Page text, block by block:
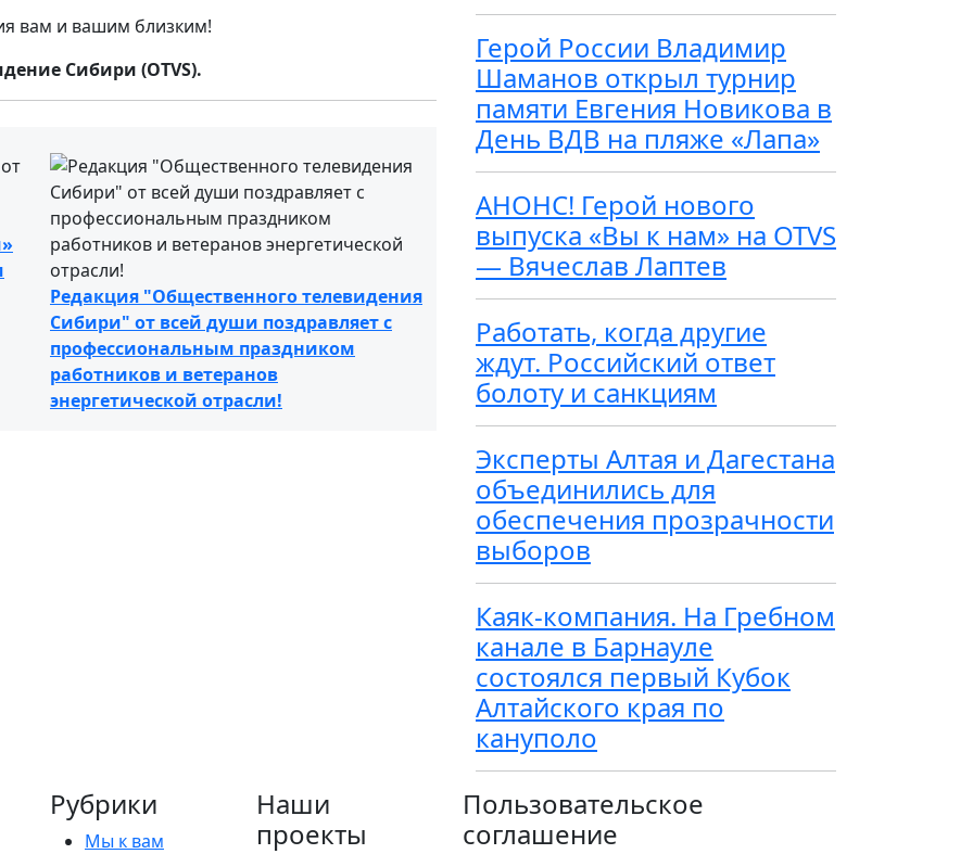
вам и вашим близким!
Сибири (OTVS).
Редакция "Общественного телевидения
Сибири" от всей души поздравляет с
профессиональным праздником
работников и ветеранов
энергетической отрасли!
Герой России Владимир
Шаманов открыл турнир
памяти Евгения Новикова в
День ВДВ на пляже «Лапа»
АНОНС! Герой нового
выпуска «Вы к нам» на OTVS
— Вячеслав Лаптев
Работать, когда другие
ждут. Российский ответ
болоту и санкциям
Эксперты Алтая и Дагестана
объединились для
обеспечения прозрачности
выборов
Каяк-компания. На Гребном
канале в Барнауле
состоялся первый Кубок
Алтайского края по
кануполо
Рубрики
Мы к вам
Наши
проекты
Пользовательское
соглашение